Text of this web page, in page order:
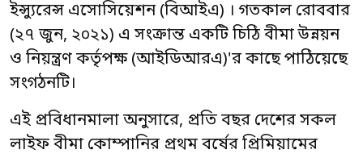
ইন্স্যুরেন্স এসোসিয়েশন (বিআইএ) । গতকাল রোববার
(২৭ জুন, ২০২১) এ সংক্রান্ত একটি চিঠি বীমা উন্নয়ন
ও নিয়ন্ত্রণ কর্তৃপক্ষ (আইডিআরএ)'র কাছে পাঠিয়েছে
সংগঠনটি।
এই প্রবিধানমালা অনুসারে, প্রতি বছর দেশের সকল
লাইফ বীমা কোম্পানির প্রথম বর্ষের প্রিমিয়ামের